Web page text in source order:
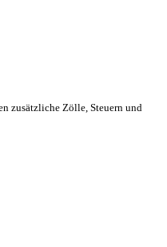
zusätzliche Zölle, Steuern und